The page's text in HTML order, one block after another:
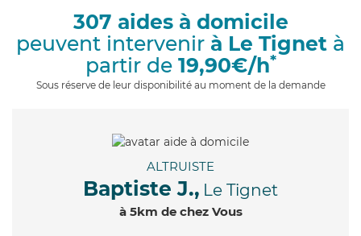
i
307 aides à domicile
peuvent intervenir à Le Tignet à
partir de 19,90€/h*
Sous réserve de leur disponibilité au moment de la demande
ALTRUISTE
Baptiste J., Le Tignet
à 5km de chez Vous